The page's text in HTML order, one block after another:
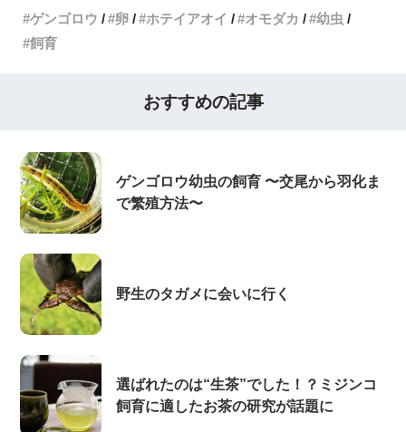
ゲンゴロウ
卵 ホテイアオイ オモダカ
幼虫
飼育
おすすめの記事
ゲンゴロウ幼虫の飼育 〜交尾から羽化ま
で繁殖方法〜
野生のタガメに会いに行く
選ばれたのは“生茶”でした！？ミジンコ
飼育に適したお茶の研究が話題に